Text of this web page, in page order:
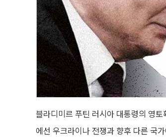
블라디미르 푸틴 러시아 대통령의 영
에선 우크라이나 전쟁과 향후 다른 국